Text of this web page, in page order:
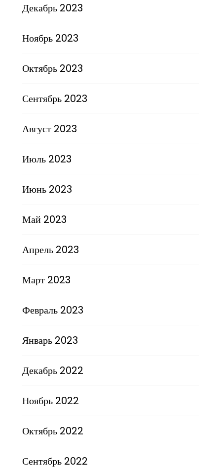
Декабрь 2023
Ноябрь 2023
Октябрь 2023
Сентябрь 2023
Август 2023
Июль 2023
Июнь 2023
Май 2023
Апрель 2023
Март 2023
Февраль 2023
Январь 2023
Декабрь 2022
Ноябрь 2022
Октябрь 2022
Сентябрь 2022